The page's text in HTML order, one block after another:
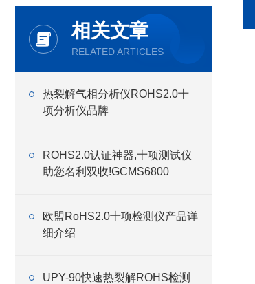
相关文章
RELATED ARTICLES
热裂解气相分析仪ROHS2.0十
项分析仪品牌
ROHS2.0认证神器,十项测试仪
助您名利双收!GCMS6800
欧盟RoHS2.0十项检测仪产品详
细介绍
UPY-90快速热裂解ROHS检测